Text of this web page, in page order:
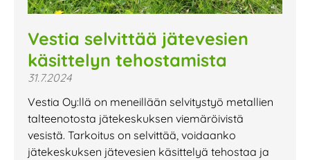
Vestia selvittää jätevesien
käsittelyn tehostamista
31.7.2024
Vestia Oy:llä on meneillään selvitystyö metallien
talteenotosta jätekeskuksen viemäröivistä
vesistä. Tarkoitus on selvittää, voidaanko
jätekeskuksen jätevesien käsittelyä tehostaa ja